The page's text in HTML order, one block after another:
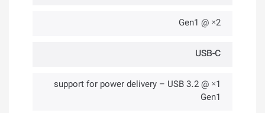
2× @ Gen1
USB-C
1× @ support for power delivery – USB 3.2
Gen1